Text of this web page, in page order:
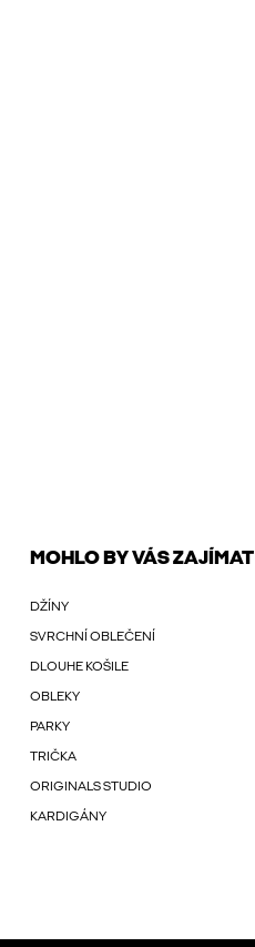
MOHLO BY VÁS ZAJÍMAT
DŽÍNY
SVRCHNÍ OBLEČENÍ
DLOUHE KOŠILE
OBLEKY
PARKY
TRIČKA
ORIGINALS STUDIO
KARDIGÁNY